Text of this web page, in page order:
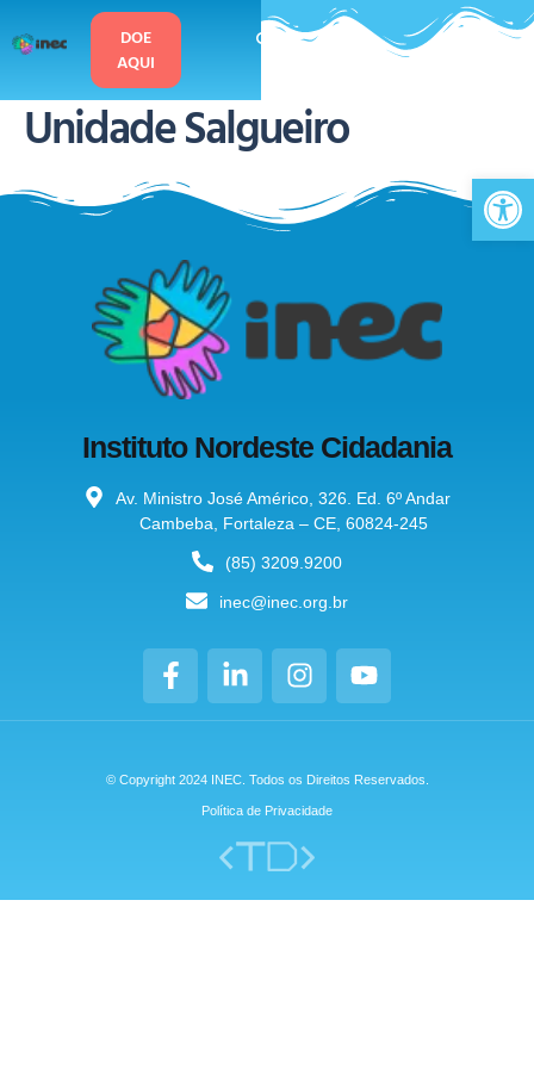
DOE
AQUI
Unidade Salgueiro
Instituto Nordeste Cidadania
Av. Ministro José Américo, 326. Ed. 6º Andar
Cambeba, Fortaleza – CE, 60824-245
(85) 3209.9200
inec@inec.org.br
© Copyright 2024 INEC. Todos os Direitos Reservados.
Política de Privacidade